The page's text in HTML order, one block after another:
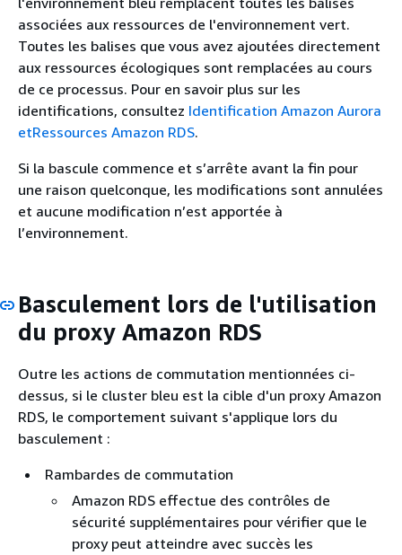
associées aux ressources de l'environnement vert.
Toutes les balises que vous avez ajoutées directement
aux ressources écologiques sont remplacées au cours
de ce processus. Pour en savoir plus sur les
identifications, consultez Identification Amazon Aurora
etRessources Amazon RDS.
Si la bascule commence et s’arrête avant la fin pour
une raison quelconque, les modifications sont annulées
et aucune modification n’est apportée à
l’environnement.
Basculement lors de l'utilisation
du proxy Amazon RDS
Outre les actions de commutation mentionnées ci-
dessus, si le cluster bleu est la cible d'un proxy Amazon
RDS, le comportement suivant s'applique lors du
basculement :
Rambardes de commutation
Amazon RDS effectue des contrôles de
sécurité supplémentaires pour vérifier que le
proxy peut atteindre avec succès les